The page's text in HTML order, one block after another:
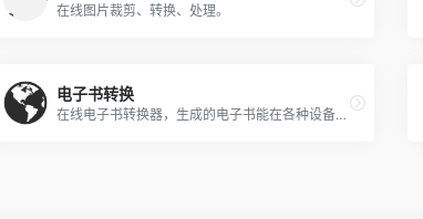
在线图片裁剪、转换、处理。
电子书转换
在线电子书转换器，生成的电子书能在各种设备上阅读。